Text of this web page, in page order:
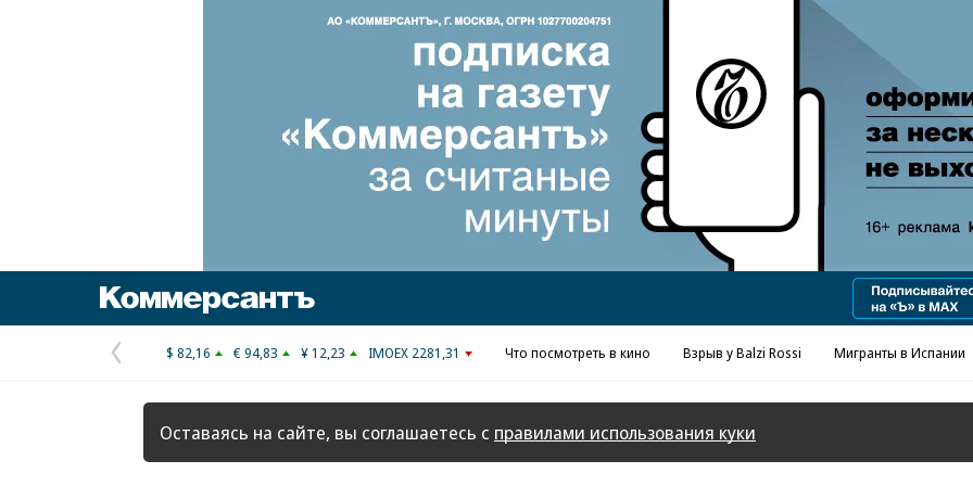
Реклама в «Ъ» www.kommersant.ru/ad
Предыдущая
страница
$ 82,16 € 94,83 ¥ 12,23 IMOEX 2281,31 Что посмотреть в кино Взрыв у Balzi Rossi Мигранты в Испании
Оставаясь на сайте, вы соглашаетесь с правилами использования куки